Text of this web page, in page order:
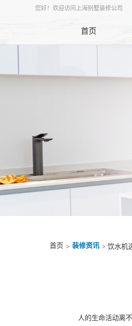
您好！欢迎访问上海别墅装修公司
首页
首页 > 装修资讯 > 饮水机
人的生命活动离